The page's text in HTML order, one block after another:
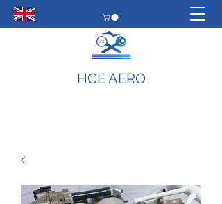
HCE AERO